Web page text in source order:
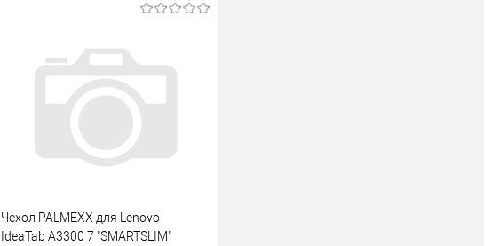
Чехол PALMEXX для Lenovo
IdeaTab A3300 7 "SMARTSLIM"